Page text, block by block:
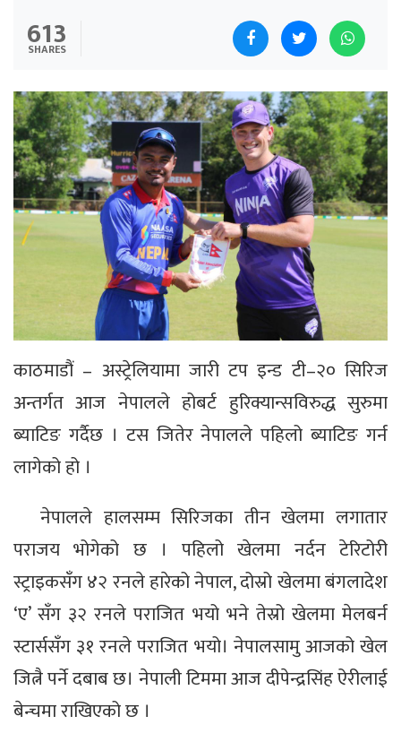
613
SHARES
काठमाडौं – अस्ट्रेलियामा जारी टप इन्ड टी–२० सिरिज
अन्तर्गत आज नेपालले होबर्ट हुरिक्यान्सविरुद्ध सुरुमा
ब्याटिङ गर्दैछ । टस जितेर नेपालले पहिलो ब्याटिङ गर्न
लागेको हो ।
नेपालले हालसम्म सिरिजका तीन खेलमा लगातार
पराजय भोगेको छ । पहिलो खेलमा नर्दन टेरिटोरी
स्ट्राइकसँग ४२ रनले हारेको नेपाल, दोस्रो खेलमा बंगलादेश
‘ए’ सँग ३२ रनले पराजित भयो भने तेस्रो खेलमा मेलबर्न
स्टार्ससँग ३१ रनले पराजित भयो। नेपालसामु आजको खेल
जित्नै पर्ने दबाब छ। नेपाली टिममा आज दीपेन्द्रसिंह ऐरीलाई
बेन्चमा राखिएको छ ।